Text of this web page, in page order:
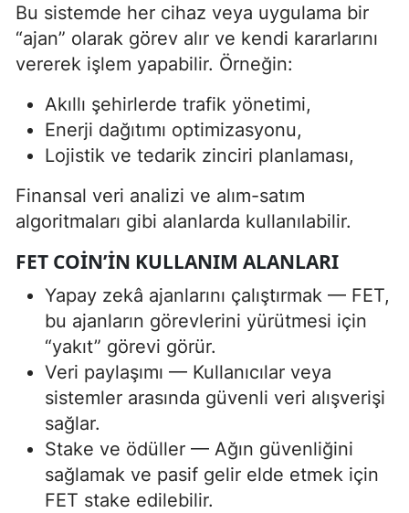
Bu sistemde her cihaz veya uygulama bir
“ajan” olarak görev alır ve kendi kararlarını
vererek işlem yapabilir. Örneğin:
Akıllı şehirlerde trafik yönetimi,
Enerji dağıtımı optimizasyonu,
Lojistik ve tedarik zinciri planlaması,
Finansal veri analizi ve alım-satım
algoritmaları gibi alanlarda kullanılabilir.
FET COIN’IN KULLANIM ALANLARI
Yapay zekâ ajanlarını çalıştırmak — FET,
bu ajanların görevlerini yürütmesi için
“yakıt” görevi görür.
Veri paylaşımı — Kullanıcılar veya
sistemler arasında güvenli veri alışverişi
sağlar.
Stake ve ödüller — Ağın güvenliğini
sağlamak ve pasif gelir elde etmek için
FET stake edilebilir.